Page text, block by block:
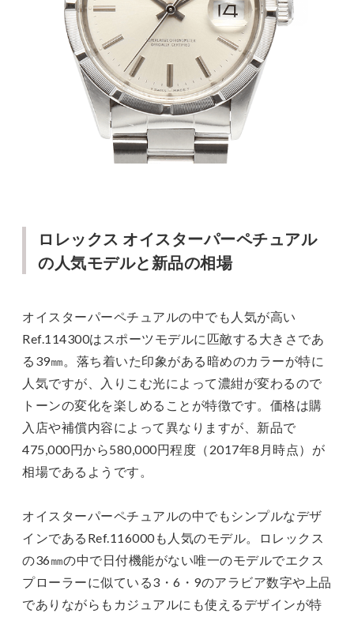
ロレックス オイスターパーペチュアル
の人気モデルと新品の相場
オイスターパーペチュアルの中でも人気が高い
Ref.114300はスポーツモデルに匹敵する大きさであ
る39㎜。落ち着いた印象がある暗めのカラーが特に
人気ですが、入りこむ光によって濃紺が変わるので
トーンの変化を楽しめることが特徴です。価格は購
入店や補償内容によって異なりますが、新品で
475,000円から580,000円程度（2017年8月時点）が
相場であるようです。
オイスターパーペチュアルの中でもシンプルなデザ
インであるRef.116000も人気のモデル。ロレックス
の36㎜の中で日付機能がない唯一のモデルでエクス
プローラーに似ている3・6・9のアラビア数字や上品
でありながらもカジュアルにも使えるデザインが特